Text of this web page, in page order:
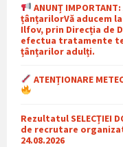
ANUNȚ
țânțarilorVă aducem
Ilfov, prin Direcția de
efectua tratamente
țânțarilor adulți.
ATENȚIONARE
Rezultatul SELECȚIEI
de recrutare
24.08.2026